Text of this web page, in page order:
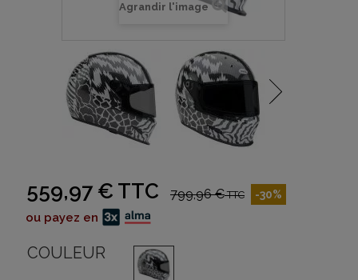
Agrandir l'image
559,97 € TTC 799,96 €TTC -30%
ou payez en
COULEUR